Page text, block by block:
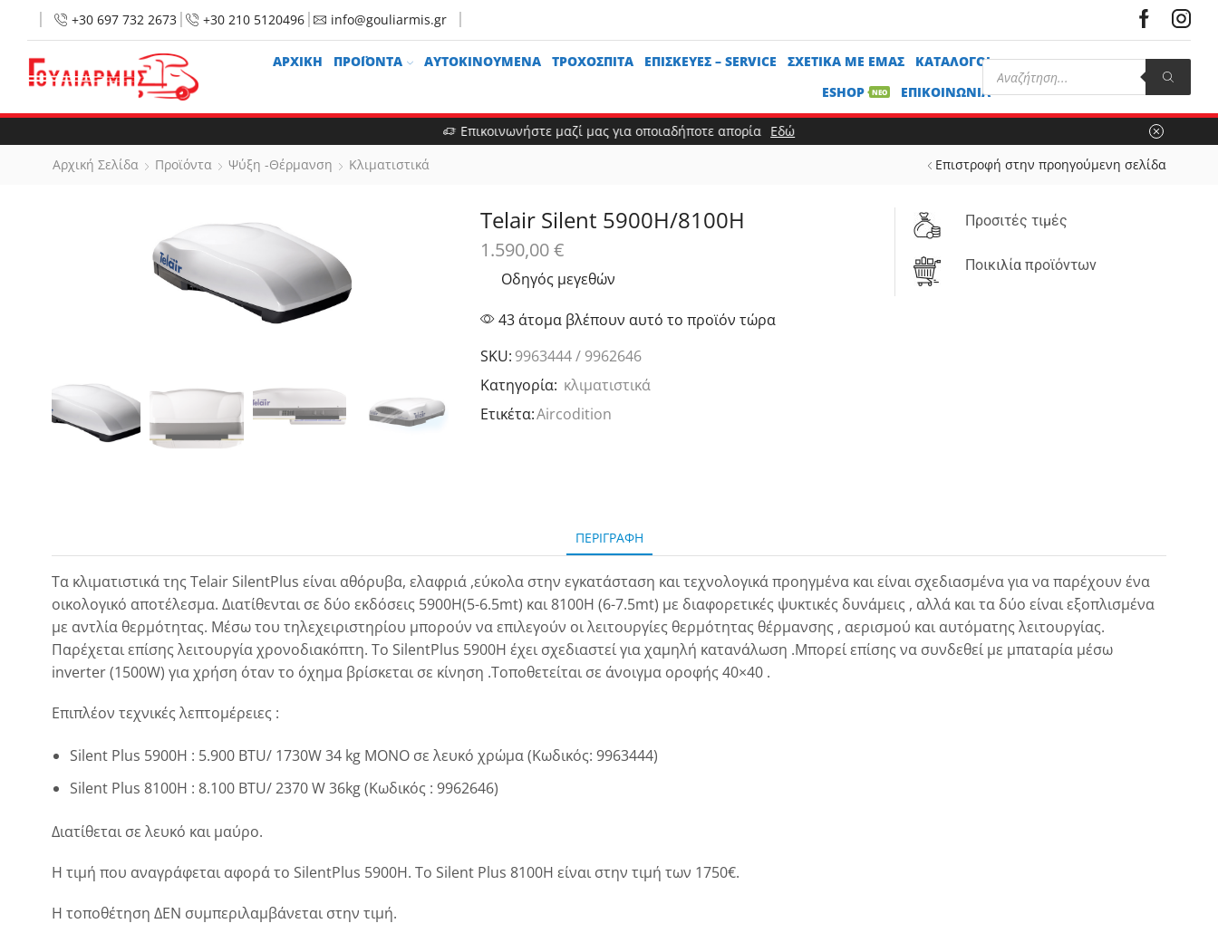
+30 697 732 2673 +30 210 5120496 info@gouliarmis.gr
ΑΡΧΙΚΉ ΠΡΟΪΟΝΤΑ ΑΥΤΟΚΙΝΟΎΜΕΝΑ ΤΡΟΧΌΣΠΙΤΑ ΕΠΙΣΚΕΥΈΣ – SERVICE ΣΧΕΤΙΚΆ ΜΕ ΕΜΆΣ
ΚΑΤΆΛΟΓΟΙ
ESHOP
ΝΕΟ ΕΠΙΚΟΙΝΩΝΊΑ
Επικοινωνήστε μαζί μας για οποιαδήποτε απορία Εδώ
Αρχική Σελίδα
Προϊόντα Ψύξη -Θέρμανση Κλιματιστικά Επιστροφή στην προηγούμενη σελίδα
Telair Silent 5900H/8100H
1.590,00€
Οδηγός μεγεθών
43 άτομα βλέπουν αυτό το προϊόν τώρα
SKU: 9963444 / 9962646
Κατηγορία: κλιματιστικά
Ετικέτα:Aircodition
Προσιτές τιμές
Ποικιλία προϊόντων
ΠΕΡΙΓΡΑΦΉ
Τα κλιματιστικά της Telair SilentPlus είναι αθόρυβα, ελαφριά ,εύκολα στην εγκατάσταση και τεχνολογικά προηγμένα και είναι σχεδιασμένα για να παρέχουν ένα
οικολογικό αποτέλεσμα. Διατίθενται σε δύο εκδόσεις 5900H(5-6.5mt) και 8100H (6-7.5mt) με διαφορετικές ψυκτικές δυνάμεις , αλλά και τα δύο είναι εξοπλισμένα
με αντλία θερμότητας. Μέσω του τηλεχειριστηρίου μπορούν να επιλεγούν οι λειτουργίες θερμότητας θέρμανσης , αερισμού και αυτόματης λειτουργίας.
Παρέχεται επίσης λειτουργία χρονοδιακόπτη. Το SilentPlus 5900H έχει σχεδιαστεί για χαμηλή κατανάλωση .Μπορεί επίσης να συνδεθεί με μπαταρία μέσω
inverter (1500W) για χρήση όταν το όχημα βρίσκεται σε κίνηση .Τοποθετείται σε άνοιγμα οροφής 40×40 .
Επιπλέον τεχνικές λεπτομέρειες :
Silent Plus 5900H : 5.900 BTU/ 1730W 34 kg ΜΟΝΟ σε λευκό χρώμα (Κωδικός: 9963444)
Silent Plus 8100H : 8.100 BTU/ 2370 W 36kg (Κωδικός : 9962646)
Διατίθεται σε λευκό και μαύρο.
Η τιμή που αναγράφεται αφορά το SilentPlus 5900H. Το Silent Plus 8100H είναι στην τιμή των 1750€.
Η τοποθέτηση ΔΕΝ συμπεριλαμβάνεται στην τιμή.